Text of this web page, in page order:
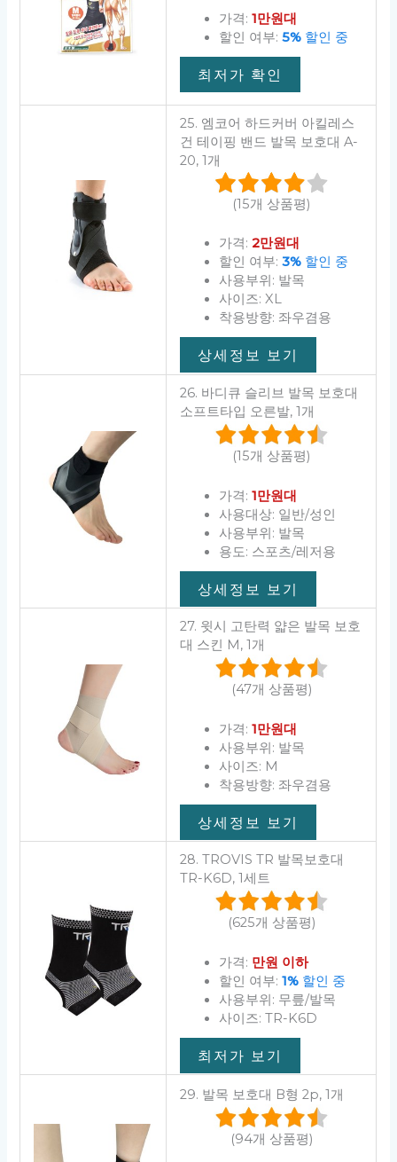
가격: 1만원대
할인 여부: 5%할인 중
최저가 확인
25. 엠코어 하드커버 아킬레스
건 테이핑 밴드 발목 보호대 A-
20, 1개
(15개 상품평)
가격: 2만원대
할인 여부: 3%할인 중
사용부위: 발목
사이즈: XL
착용방향: 좌우겸용
상세정보 보기
26. 바디큐 슬리브 발목 보호대
소프트타입 오른발, 1개
(15개 상품평)
가격: 1만원대
사용대상: 일반/성인
사용부위: 발목
용도: 스포츠/레저용
상세정보 보기
27. 윗시 고탄력 얇은 발목 보호
대 스킨 M, 1개
(47개 상품평)
가격: 1만원대
사용부위: 발목
사이즈: M
착용방향: 좌우겸용
상세정보 보기
28. TROVIS TR 발목보호대
TR-K6D, 1세트
(625개 상품평)
가격: 만원 이하
할인 여부: 1%할인 중
사용부위: 무릎/발목
사이즈: TR-K6D
최저가 보기
29. 발목 보호대 B형 2p, 1개
(94개 상품평)